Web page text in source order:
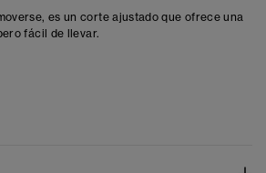
es un corte ajustado que ofrece una
fácil de llevar.